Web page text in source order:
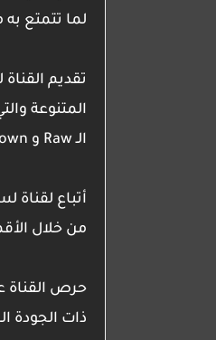
لما تتمتع به
تقديم
المتنوعة
الـ Raw و Smackdown وغيره.
أتباع
من خلال
حرص القناة
ذات الجودة